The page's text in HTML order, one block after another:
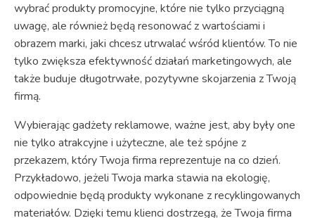
wybrać produkty promocyjne, które nie tylko przyciągną
uwagę, ale również będą resonować z wartościami i
obrazem marki, jaki chcesz utrwalać wśród klientów. To nie
tylko zwiększa efektywność działań marketingowych, ale
także buduje długotrwałe, pozytywne skojarzenia z Twoją
firmą.
Wybierając gadżety reklamowe, ważne jest, aby były one
nie tylko atrakcyjne i użyteczne, ale też spójne z
przekazem, który Twoja firma reprezentuje na co dzień.
Przykładowo, jeżeli Twoja marka stawia na ekologię,
odpowiednie będą produkty wykonane z recyklingowanych
materiałów. Dzięki temu klienci dostrzegą, że Twoja firma